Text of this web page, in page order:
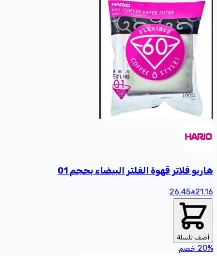
هاريو فلاتر قهوة الفلتر البيضاء بحجم 01
21 .16
26.45
أضف للسلة
20% خصم